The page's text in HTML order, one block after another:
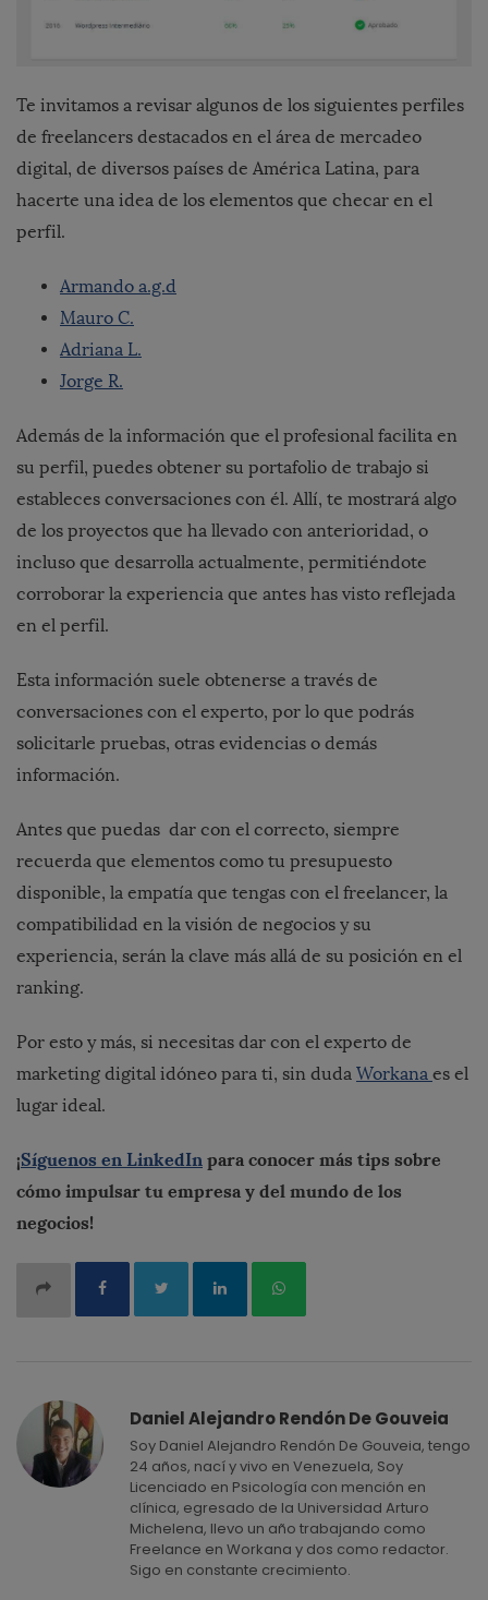
Te invitamos a revisar algunos de los siguientes perfiles
de freelancers destacados en el área de mercadeo
digital, de diversos países de América Latina, para
hacerte una idea de los elementos que checar en el
perfil.
Armando a.g.d
Mauro C.
Adriana L.
Jorge R.
Además de la información que el profesional facilita en
su perfil, puedes obtener su portafolio de trabajo si
estableces conversaciones con él. Allí, te mostrará algo
de los proyectos que ha llevado con anterioridad, o
incluso que desarrolla actualmente, permitiéndote
corroborar la experiencia que antes has visto reflejada
en el perfil.
Esta información suele obtenerse a través de
conversaciones con el experto, por lo que podrás
solicitarle pruebas, otras evidencias o demás
información.
Antes que puedas dar con el correcto, siempre
recuerda que elementos como tu presupuesto
disponible, la empatía que tengas con el freelancer, la
compatibilidad en la visión de negocios y su
experiencia, serán la clave más allá de su posición en el
ranking.
Por esto y más, si necesitas dar con el experto de
marketing digital idóneo para ti, sin duda Workana es el
lugar ideal.
¡Síguenos en LinkedIn para conocer más tips sobre
cómo impulsar tu empresa y del mundo de los
negocios!
Daniel Alejandro Rendón De Gouveia
Soy Daniel Alejandro Rendón De Gouveia, tengo
24 años, nací y vivo en Venezuela, Soy
Licenciado en Psicología con mención en
clínica, egresado de la Universidad Arturo
Michelena, llevo un año trabajando como
Freelance en Workana y dos como redactor.
Sigo en constante crecimiento.